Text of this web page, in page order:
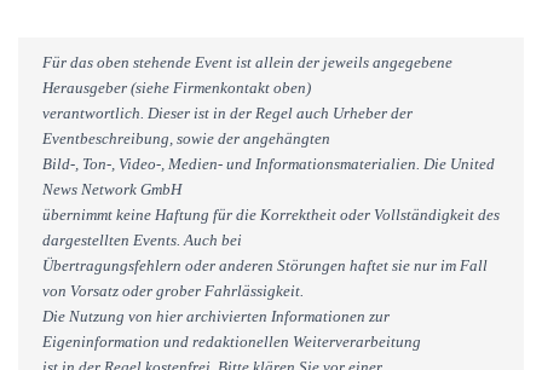
Für das oben stehende Event ist allein der jeweils angegebene
Herausgeber (siehe Firmenkontakt oben)
verantwortlich. Dieser ist in der Regel auch Urheber der
Eventbeschreibung, sowie der angehängten
Bild-, Ton-, Video-, Medien- und Informationsmaterialien. Die United
News Network GmbH
übernimmt keine Haftung für die Korrektheit oder Vollständigkeit des
dargestellten Events. Auch bei
Übertragungsfehlern oder anderen Störungen haftet sie nur im Fall
von Vorsatz oder grober Fahrlässigkeit.
Die Nutzung von hier archivierten Informationen zur
Eigeninformation und redaktionellen Weiterverarbeitung